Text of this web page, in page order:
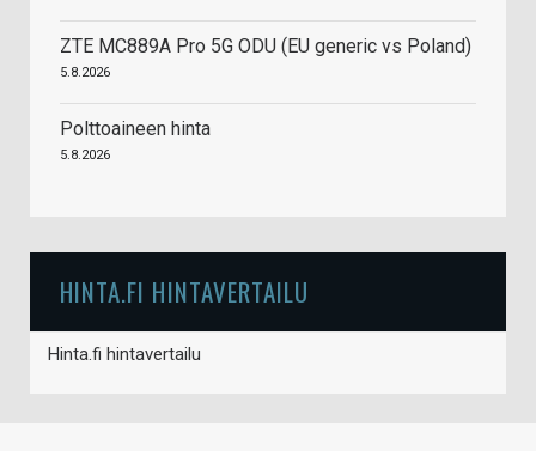
ZTE MC889A Pro 5G ODU (EU generic vs Poland)
5.8.2026
Polttoaineen hinta
5.8.2026
HINTA.FI HINTAVERTAILU
Hinta.fi hintavertailu